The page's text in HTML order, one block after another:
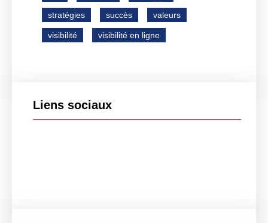
stratégies succès valeurs
visibilité visibilité en ligne
Liens sociaux